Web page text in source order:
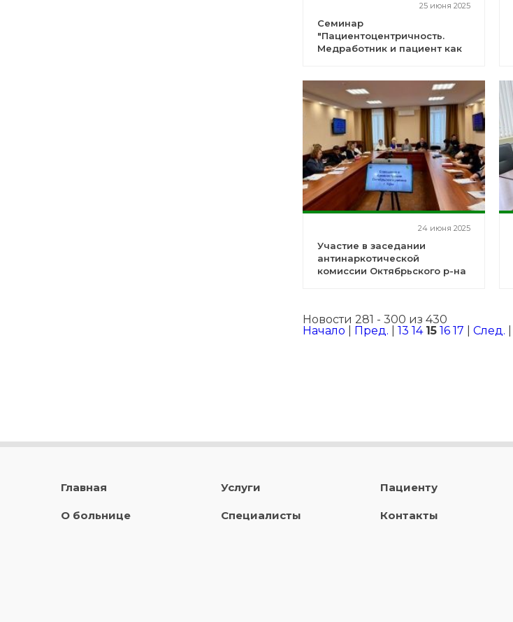
25 июня 2025
Семинар
"Пациентоцентричность.
Медработник и пациент как
медицинской помощи"
24 июня 2025
Участие в заседании
антинаркотической
комиссии Октябрьского р-на
Новости 281 - 300 из 430
Начало
Пред. 13 14 15 16 17 След.
Главная
О больнице
Услуги
Специалисты
Пациенту
Контакты